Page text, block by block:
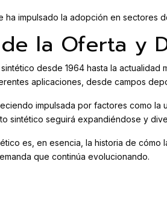
ha impulsado la adopción en sectores
la Oferta y
desde 1964 hasta la
aplicaciones, desde campos
impulsada por factores como
sintético seguirá expandiéndose y
es, en esencia, la historia de
que continúa evolucionando.